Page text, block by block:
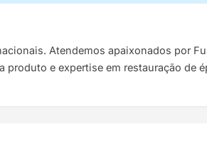
Atendemos apaixonados por
produto e expertise em restauração de